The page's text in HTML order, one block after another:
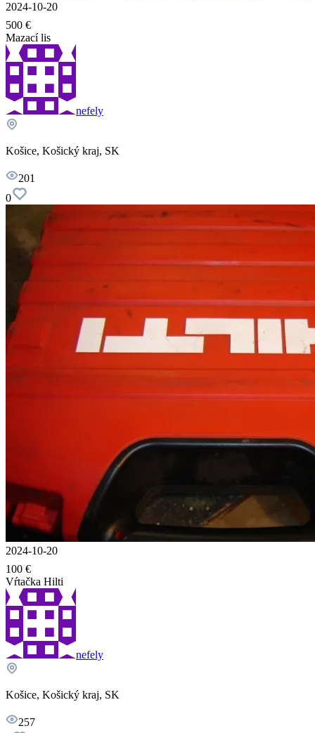
2024-10-20
500 €
Mazací lis
nefely
Košice, Košický kraj, SK
201
0
2024-10-20
100 €
Vŕtačka Hilti
nefely
Košice, Košický kraj, SK
257